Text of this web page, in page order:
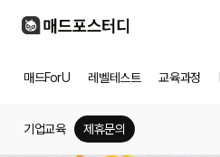
매드ForU 레벨테스트 교육과정
기업교육 제휴문의